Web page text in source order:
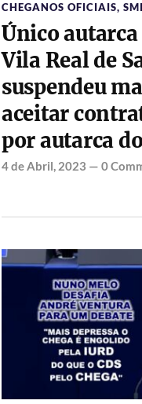
CHEGANOS OFICIAIS,
Único autarca
Vila Real de
suspendeu
aceitar
por autarca
4 de Abril, 2023 — 0